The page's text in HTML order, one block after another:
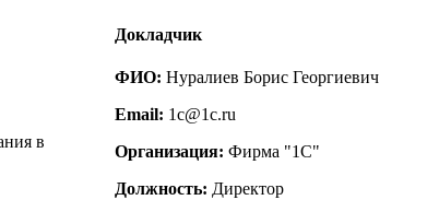
в
Докладчик
ФИО: Нуралиев Борис Георгиевич
Email: 1c@1c.ru
Организация: Фирма "1С"
Должность: Директор